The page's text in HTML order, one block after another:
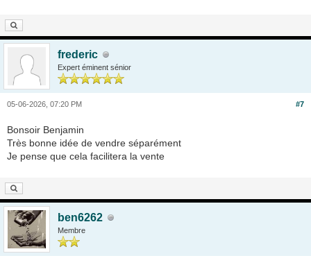
frederic
Expert éminent sénior
#7
05-06-2026, 07:20 PM
Bonsoir Benjamin
Très bonne idée de vendre séparément
Je pense que cela facilitera la vente
ben6262
Membre